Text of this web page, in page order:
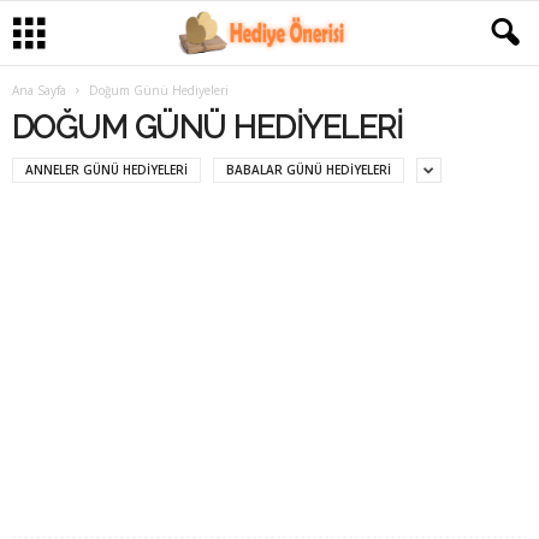
Ana Sayfa Doğum Günü Hediyeleri
DOĞUM GÜNÜ HEDIYELERI
ANNELER GÜNÜ HEDIYELERI BABALAR GÜNÜ HEDIYELERI